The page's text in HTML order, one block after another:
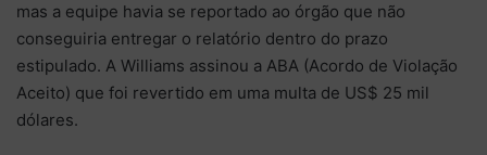
mas a equipe havia se reportado ao órgão que não
conseguiria entregar o relatório dentro do prazo
estipulado. A Williams assinou a ABA (Acordo de Violação
Aceito) que foi revertido em uma multa de US$ 25 mil
dólares.